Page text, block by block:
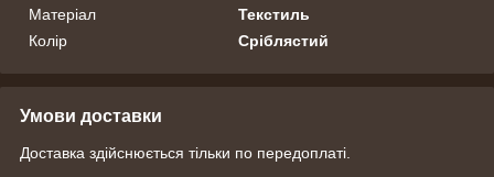
Матеріал
Текстиль
Колір
Сріблястий
Умови доставки
Доставка здійснюється тільки по передоплаті.